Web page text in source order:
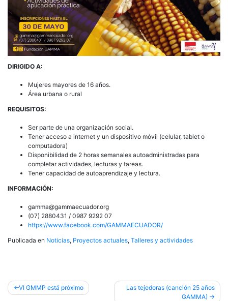
DIRIGIDO A:
Mujeres mayores de 16 años.
Área urbana o rural
REQUISITOS:
Ser parte de una organización social.
Tener acceso a internet y un dispositivo móvil (celular, tablet o
computadora)
Disponibilidad de 2 horas semanales autoadministradas para
completar actividades, lecturas y tareas.
Tener capacidad de autoaprendizaje y lectura.
INFORMACIÓN:
gamma@gammaecuador.org
(07) 2880431 / 0987 9292 07
https://www.facebook.com/GAMMAECUADOR/
Publicada en Noticias, Proyectos actuales, Talleres y actividades
Navegación
VI GMMP está próximo
Las tejedoras (canción 25 años
GAMMA)